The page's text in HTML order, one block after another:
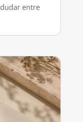
entre